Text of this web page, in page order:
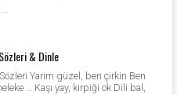
& Dinle
Yarim güzel, ben çirkin Ben
… Kaşı yay, kirpiği ok Dili bal,